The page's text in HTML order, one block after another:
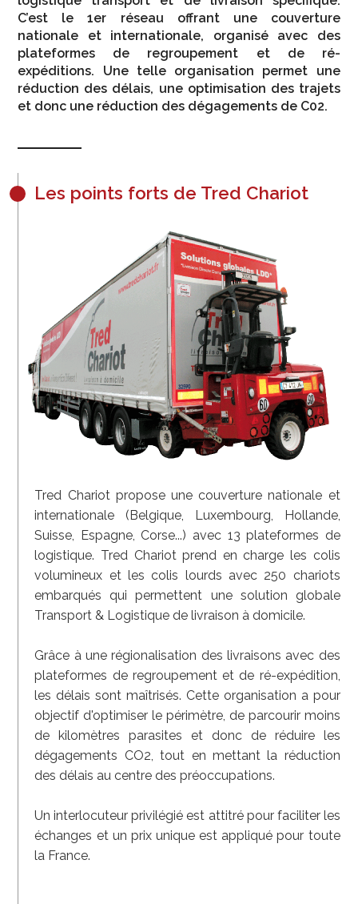
C’est le 1er réseau offrant une couverture
nationale et internationale, organisé avec des
plateformes de regroupement et de ré-
expéditions. Une telle organisation permet une
réduction des délais, une optimisation des trajets
et donc une réduction des dégagements de C02.
Les points forts de Tred Chariot
Tred Chariot propose une couverture nationale et
internationale (Belgique, Luxembourg, Hollande,
Suisse, Espagne, Corse...) avec 13 plateformes de
logistique. Tred Chariot prend en charge les colis
volumineux et les colis lourds avec 250 chariots
embarqués qui permettent une solution globale
Transport & Logistique de livraison à domicile.
Grâce à une régionalisation des livraisons avec des
plateformes de regroupement et de ré-expédition,
les délais sont maîtrisés. Cette organisation a pour
objectif d'optimiser le périmètre, de parcourir moins
de kilomètres parasites et donc de réduire les
dégagements CO2, tout en mettant la réduction
des délais au centre des préoccupations.
Un interlocuteur privilégié est attitré pour faciliter les
échanges et un prix unique est appliqué pour toute
la France.